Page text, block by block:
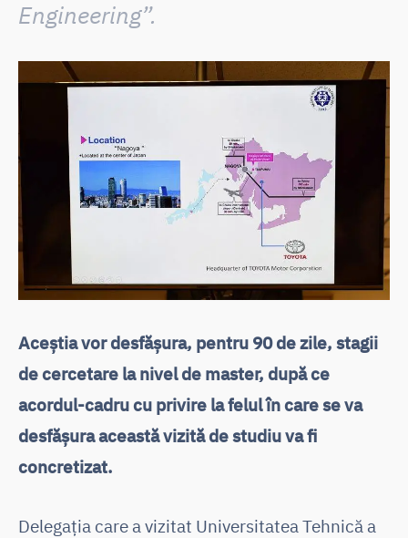
Engineering”.
Aceștia vor desfășura, pentru 90 de zile, stagii
de cercetare la nivel de master, după ce
acordul-cadru cu privire la felul în care se va
desfășura această vizită de studiu va fi
concretizat.
Delegația care a vizitat Universitatea Tehnică a